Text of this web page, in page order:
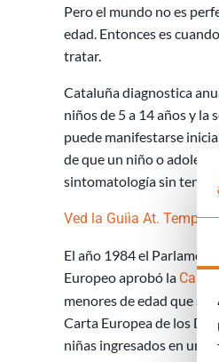
Pero el mundo no es
edad. Entonces es
tratar.
Cataluña diagnostica
niños de 5 a 14 años y la
puede manifestarse
de que un niño o
sintomatología sin tener
Ved la Guiìa At.
El año 1984 el
Europeo aprobó la Carta
menores de edad que se
Carta Europea de los
niñas ingresados en un